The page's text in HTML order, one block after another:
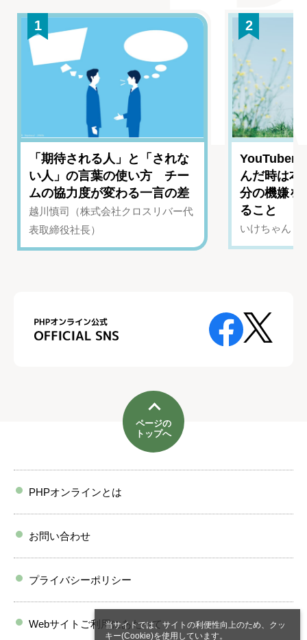
当サイトでは、サイトの利便性向上のため、クッ
キー(Cookie)を使用しています。
1
「期待される人」と「されな
い人」の言葉の使い方 チー
ムの協力度が変わる一言の差
越川慎司（株式会社クロスリバー代
表取締役社長）
2
YouTuber
んだ時は
分の機嫌を
ること
いけちゃん（
ページの
トップへ
PHPオンラインとは
お問い合わせ
プライバシーポリシー
Webサイトご利用にあたって